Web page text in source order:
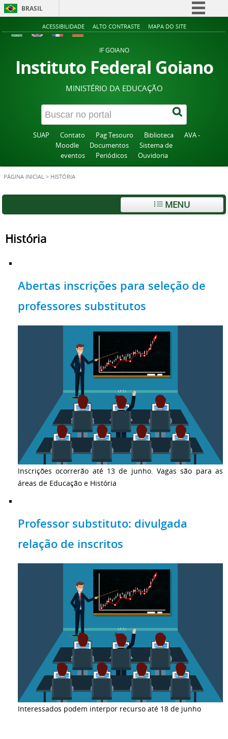
BRASIL
Simplifique!
Acesso à informação
Legislação
Canais
ACESSIBILIDADE ALTO CONTRASTE MAPA DO SITE
IF GOIANO
Instituto Federal Goiano
MINISTÉRIO DA EDUCAÇÃO
SUAP Contato Pag Tesouro Biblioteca
AVA -
Moodle
Documentos
Sistema de
eventos
Periódicos Ouvidoria
PÁGINA INICIAL > HISTÓRIA
MENU
História
Abertas inscrições para seleção de
professores substitutos
Inscrições ocorrerão até 13 de junho. Vagas são para as
áreas de Educação e História
Professor substituto: divulgada
relação de inscritos
Interessados podem interpor recurso até 18 de junho